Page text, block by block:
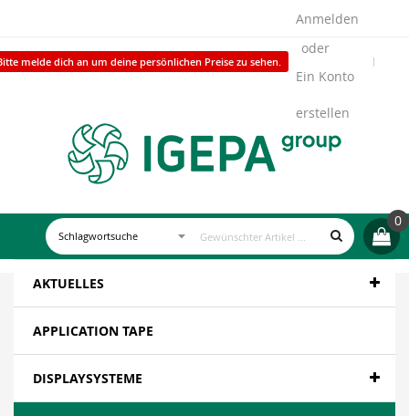
melde dich an um deine persönlichen Preise zu sehen.
Anmelden
Ein Konto
erstellen
0
AKTUELLES
APPLICATION TAPE
DISPLAYSYSTEME